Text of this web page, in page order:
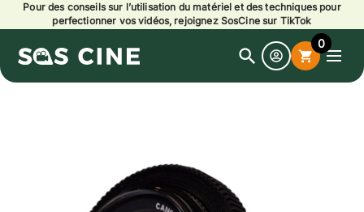
Pour des conseils sur l’utilisation du matériel et des techniques pour
perfectionner vos vidéos, rejoignez SosCine sur TikTok
search
Open
shopping_cart
0